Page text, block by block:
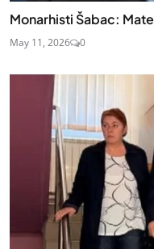
Monarhisti Šabac:
May 11, 2026 0